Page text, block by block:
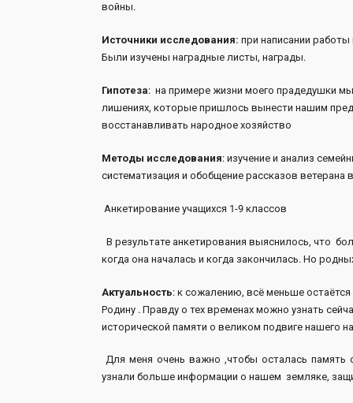
войны.
Источники исследования: при написании
Были изучены наградные листы, награды.
Гипотеза: на примере жизни моего прадедушки
лишениях, которые пришлось вынести нашим
восстанавливать народное хозяйство
Методы исследования: изучение и анализ
систематизация и обобщение рассказов
Анкетирование учащихся 1-9 классов
В результате анкетирования выяснилось, что
когда она началась и когда закончилась. Но
Актуальность: к сожалению, всё меньше
Родину . Правду о тех временах можно узнать
исторической памяти о великом подвиге нашего
Для меня очень важно ,чтобы осталась
узнали больше информации о нашем земляке,